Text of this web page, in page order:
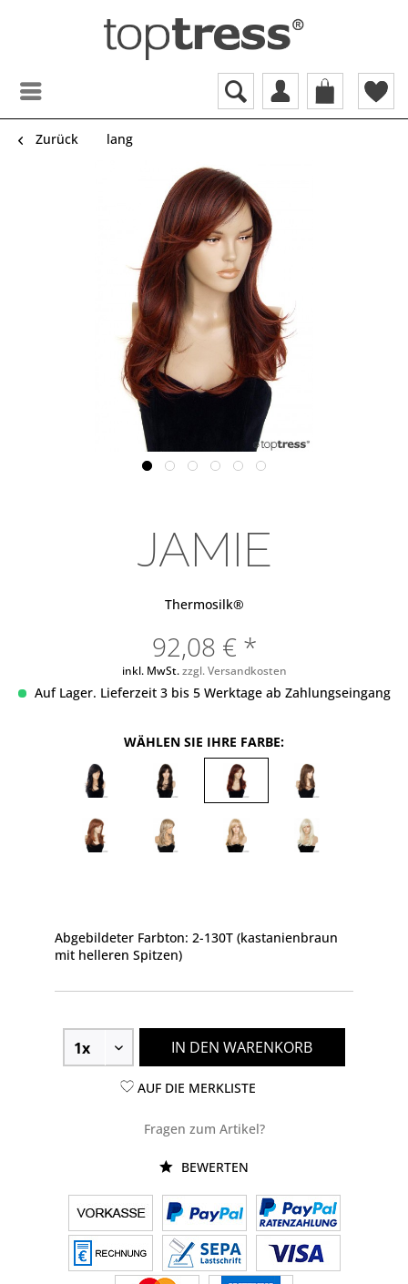
Zurück lang
JAMIE
Thermosilk®
92,08 € *
inkl. MwSt.zzgl. Versandkosten
Auf Lager. Lieferzeit 3 bis 5 Werktage ab Zahlungseingang
WÄHLEN SIE IHRE FARBE:
Abgebildeter Farbton: 2-130T (kastanienbraun
mit helleren Spitzen)
IN DEN WARENKORB
AUF DIE MERKLISTE
Fragen zum Artikel?
BEWERTEN